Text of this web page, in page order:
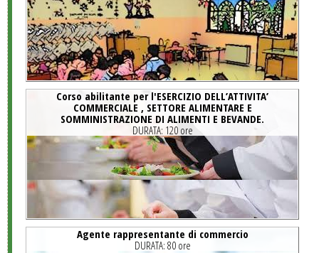
Corso abilitante per l'ESERCIZIO DELL’ATTIVITA’
COMMERCIALE , SETTORE ALIMENTARE E
SOMMINISTRAZIONE DI ALIMENTI E BEVANDE.
DURATA: 120 ore
Agente rappresentante di commercio
DURATA: 80 ore